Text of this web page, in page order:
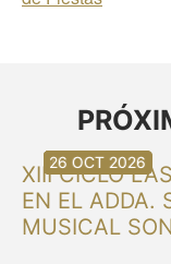
XIII CICLO
EN EL ADDA.
MUSICAL
30 AGO 2026
30 AGO 2026
13 SEP 2026
20 SEP 2026
20 SEP 2026
26 SEP 2026
03 OCT 2026
16 OCT 2026
26 OCT 2026